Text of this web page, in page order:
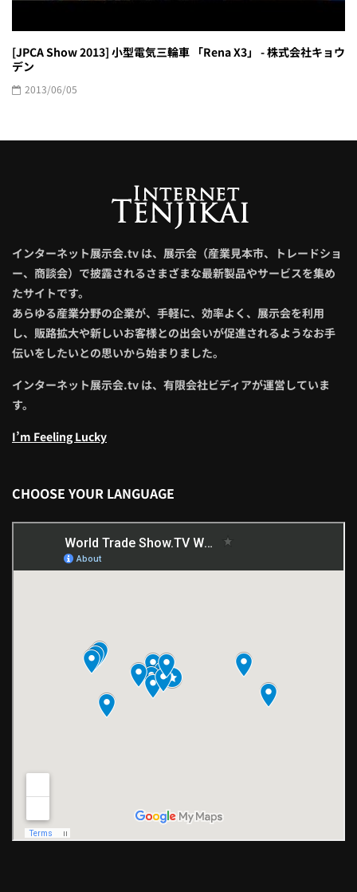
[JPCA Show 2013] 小型電気三輪車 「Rena X3」 - 株式会社キョウ
デン
2013/06/05
インターネット展示会.tv は、展示会（産業見本市、トレードショ
ー、商談会）で披露されるさまざまな最新製品やサービスを集め
たサイトです。
あらゆる産業分野の企業が、手軽に、効率よく、展示会を利用
し、販路拡大や新しいお客様との出会いが促進されるようなお手
伝いをしたいとの思いから始まりました。
インターネット展示会.tv は、有限会社ビディアが運営していま
す。
I’m Feeling Lucky
CHOOSE YOUR LANGUAGE